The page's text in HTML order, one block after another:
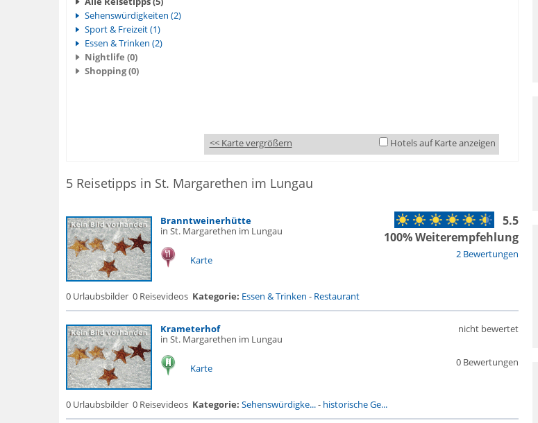
Sehenswürdigkeiten (2)
Sport & Freizeit (1)
Essen & Trinken (2)
Nightlife (0)
Shopping (0)
<< Karte vergrößern Hotels auf Karte anzeigen
5 Reisetipps in St. Margarethen im Lungau
Branntweinerhütte
in St. Margarethen im Lungau
Karte 2 Bewertungen
5.5
100% Weiterempfehlung
0 Urlaubsbilder 0 Reisevideos Kategorie: Essen & Trinken - Restaurant
Krameterhof
in St. Margarethen im Lungau
Karte 0 Bewertungen
nicht bewertet
0 Urlaubsbilder 0 Reisevideos Kategorie: Sehenswürdigke...- historische Ge...